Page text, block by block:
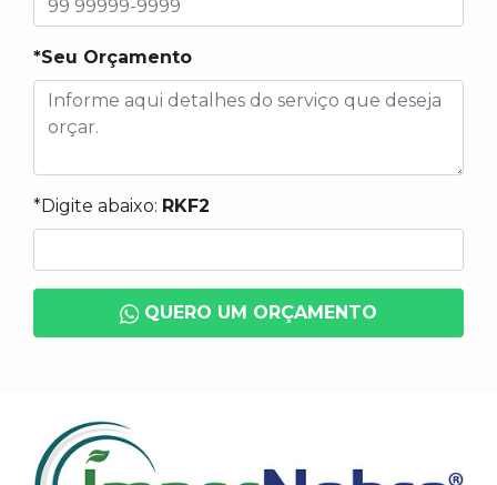
*Seu Orçamento
*Digite abaixo: RKF2
QUERO UM ORÇAMENTO